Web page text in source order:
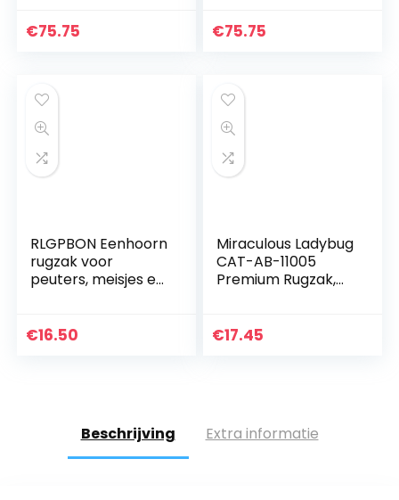
€75.75 €75.75
RLGPBON Eenhoorn
rugzak voor
peuters, meisjes en
€16.50
Miraculous Ladybug
CAT-AB-11005
Premium Rugzak,
€17.45
Beschrijving Extra informatie